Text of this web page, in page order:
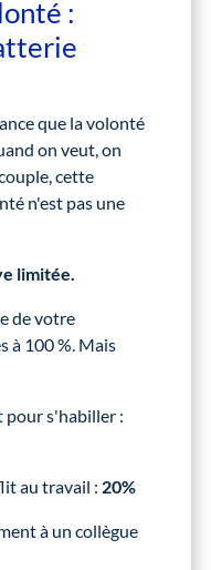
:
que la volonté
on veut, on
cette
n'est pas une
limitée.
de votre
à 100 %. Mais
pour s'habiller :
au travail : 20%
à un collègue